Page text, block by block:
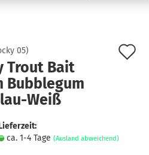
erstellen
vergessen?
05)
Trout Bait
Bubblegum
Weiß
ca. 1-4 Tage (Ausland abweichend)